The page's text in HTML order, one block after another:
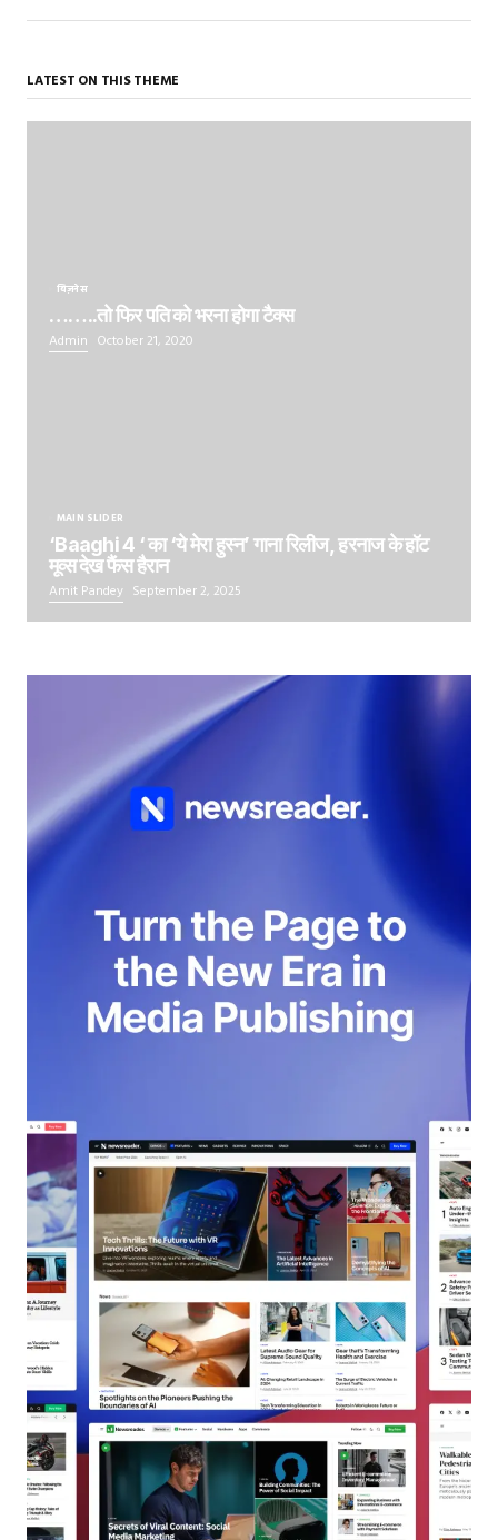
LATEST ON THIS THEME
बिज़नेस
……..तो फिर पति को भरना होगा टैक्स
Admin October 21, 2020
MAIN SLIDER
‘Baaghi 4 ‘ का ‘ये मेरा हुस्न’ गाना रिलीज, हरनाज के हॉट
मूव्स देख फैंस हैरान
Amit Pandey September 2, 2025